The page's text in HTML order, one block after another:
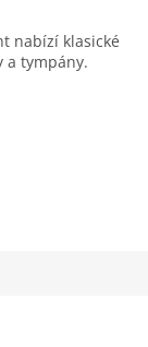
nabízí klasické
a tympány.